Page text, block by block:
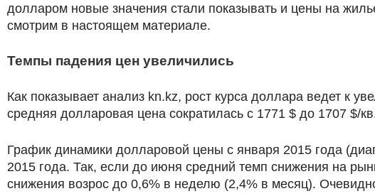
долларом новые значения стали показывать и цены на
смотрим в настоящем материале.
Темпы падения цен увеличились
Как показывает анализ kn.kz, рост курса доллара ведет к
средняя долларовая цена сократилась с 1771 $ до 1707 $/
График динамики долларовой цены с января 2015 года
2015 года. Так, если до июня средний темп снижения на
снижения возрос до 0,6% в неделю (2,4% в месяц).